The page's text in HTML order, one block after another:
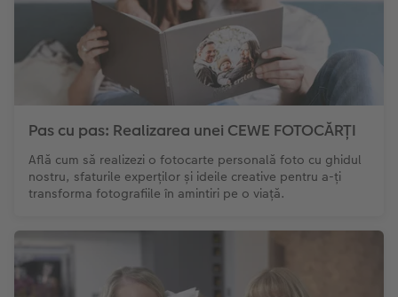
Pas cu pas: Realizarea unei CEWE FOTOCĂRȚI
Află cum să realizezi o fotocarte personală foto cu ghidul
nostru, sfaturile experților și ideile creative pentru a-ți
transforma fotografiile în amintiri pe o viață.